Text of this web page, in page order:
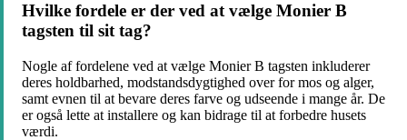
Hvilke fordele er der ved at vælge Monier B
tagsten til sit tag?
Nogle af fordelene ved at vælge Monier B tagsten inkluderer
deres holdbarhed, modstandsdygtighed over for mos og alger,
samt evnen til at bevare deres farve og udseende i mange år. De
er også lette at installere og kan bidrage til at forbedre husets
værdi.